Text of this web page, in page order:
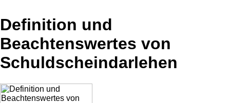
Definition und
Beachtenswertes von
Schuldscheindarlehen